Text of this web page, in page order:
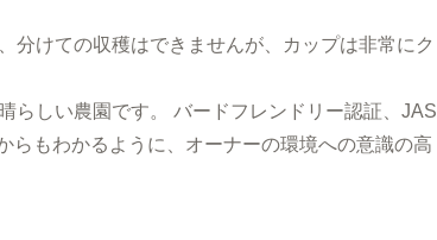
分けての収穫はできませんが、カップは非常にク
らしい農園です。 バードフレンドリー認証、JAS
らもわかるように、オーナーの環境への意識の高